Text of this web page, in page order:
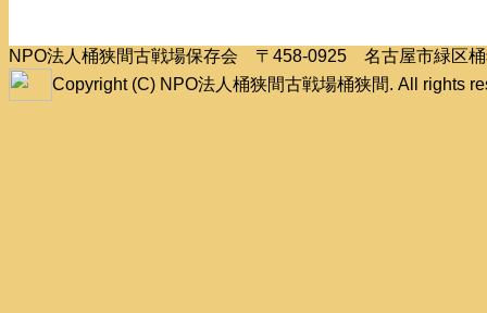
NPO法人桶狭間古戦場保存会 〒458-0925 名古屋市緑区
Copyright (C) NPO法人桶狭間古戦場桶狭間. All rights